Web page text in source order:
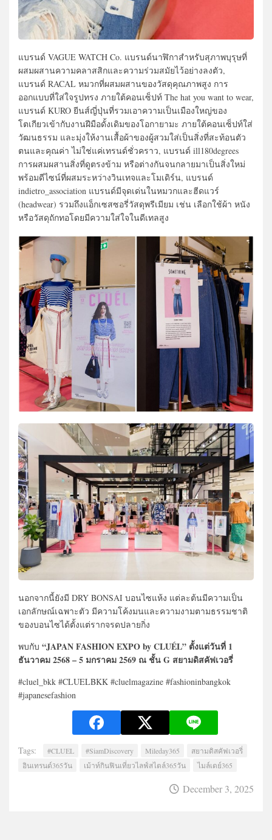
แบรนด์ VAGUE WATCH Co. แบรนด์นาฬิกาสำหรับสุภาพบุรุษที่
ผสมผสานความคลาสสิกและความร่วมสมัยไว้อย่างลงตัว,
แบรนด์ RACAL หมวกที่ผสมผสานของวัสดุคุณภาพสูง การ
ออกแบบที่ใส่ใจรูปทรง ภายใต้คอนเซ็ปท์ The hat you want to wear,
แบรนด์ KURO ยีนส์ญี่ปุ่นที่รวมเอาความเป็นเมืองใหญ่ของ
โตเกียวเข้ากับงานฝีมือดั้งเดิมของโอกายามะ ภายใต้คอนเซ็ปท์ใส่
วัฒนธรรม และมุ่งให้งานเสื้อผ้าของผู้สวมใส่เป็นสิ่งที่สะท้อนตัว
ตนและคุณค่า ไม่ใช่แค่เทรนด์ชั่วคราว, แบรนด์ ill180degrees
การผสมผสานสิ่งที่ดูตรงข้าม หรือต่างกันจนกลายมาเป็นสิ่งใหม่
พร้อมดีไซน์ที่ผสมระหว่างวินเทจและโมเดิร์น, แบรนด์
indietro_association แบรนด์มีจุดเด่นในหมวกและฮีดแวร์
(headwear) รวมถึงแอ็กเซสซอรี่วัสดุพรีเมียม เช่น เลือกใช้ผ้า หนัง
หรือวัสดุถักทอโดยมีความใส่ใจในดีเทลสูง
นอกจากนี้ยังมี DRY BONSAI บอนไซแห้ง แต่ละต้นมีความเป็น
เอกลักษณ์เฉพาะตัว มีความโค้งมนและความงามตามธรรมชาติ
ของบอนไซได้ตั้งแต่รากจรดปลายกิ่ง
พบกับ “JAPAN FASHION EXPO by CLUÉL” ตั้งแต่วันที่ 1
ธันวาคม 2568 – 5 มกราคม 2569 ณ ชั้น G สยามดิสคัฟเวอรี่
#cluel_bkk #CLUELBKK #cluelmagazine #fashioninbangkok
#japanesefashion
Tags: #CLUEL #SiamDiscovery Mileday365
สยามดิสคัฟเวอรี่
อินเทรนด์365วัน
เม้าท์กินฟินเที่ยวไลฟ์สไตล์365วัน ไมล์เดย์365
December 3, 2025